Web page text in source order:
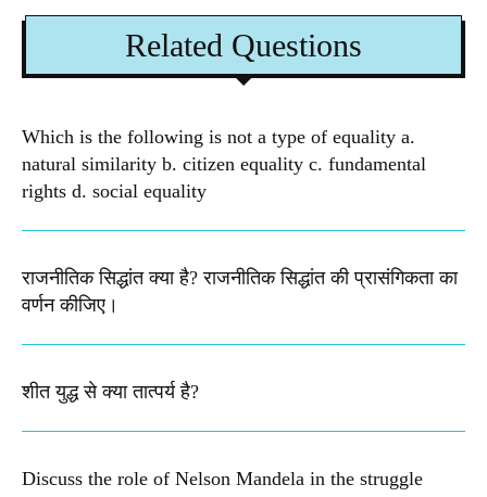
Related Questions
Which is the following is not a type of equality a.
natural similarity b. citizen equality c. fundamental
rights d. social equality​
राजनीतिक सिद्धांत क्या है? राजनीतिक सिद्धांत की प्रासंगिकता का
वर्णन कीजिए।
शीत युद्ध से क्या तात्पर्य है?
Discuss the role of Nelson Mandela in the struggle